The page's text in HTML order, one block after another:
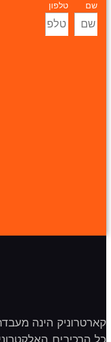
שם טלפון
קארטרוניק הינה